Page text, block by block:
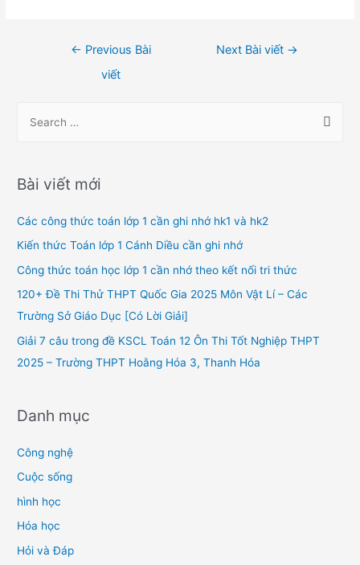
← Previous Bài
viết
Next Bài viết →
r
h
f
o
Bài viết mới
Các công thức toán lớp 1 cần ghi nhớ hk1 và hk2
Kiến thức Toán lớp 1 Cánh Diều cần ghi nhớ
Công thức toán học lớp 1 cần nhớ theo kết nối tri thức
120+ Đề Thi Thử THPT Quốc Gia 2025 Môn Vật Lí – Các
Trường Sở Giáo Dục [Có Lời Giải]
Giải 7 câu trong đề KSCL Toán 12 Ôn Thi Tốt Nghiệp THPT
2025 – Trường THPT Hoằng Hóa 3, Thanh Hóa
Danh mục
Công nghệ
Cuộc sống
hình học
Hóa học
Hỏi và Đáp